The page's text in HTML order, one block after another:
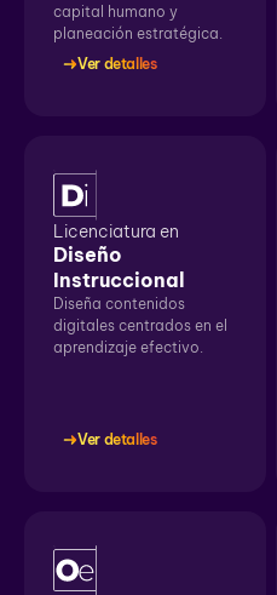
capital humano y
planeación estratégica.
Ver detalles
Licenciatura en
Diseño
Instruccional
Diseña contenidos
digitales centrados en el
aprendizaje efectivo.
Ver detalles